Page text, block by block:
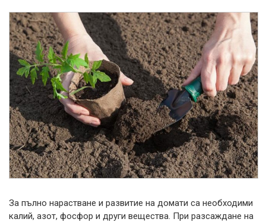
За пълно нарастване и развитие на домати са необходими
калий, азот, фосфор и други вещества. При разсаждане на